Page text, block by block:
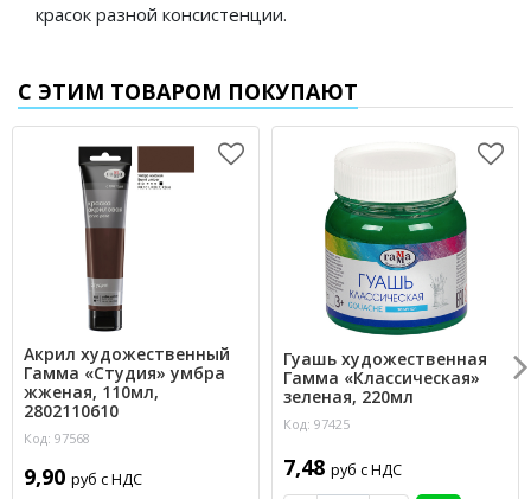
красок разной консистенции.
С ЭТИМ ТОВАРОМ ПОКУПАЮТ
Акрил художественный
Гамма «Студия» умбра
жженая, 110мл,
2802110610
Код: 97568
9,90 руб с НДС
Гуашь художественная
Гамма «Классическая»
зеленая, 220мл
Код: 97425
7,48 руб с НДС